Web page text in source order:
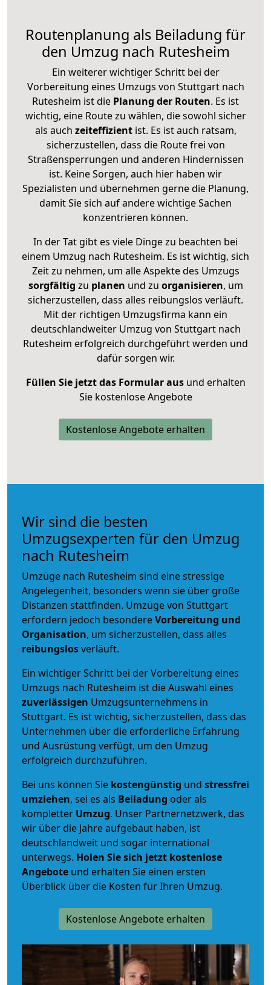
Routenplanung als Beiladung für
den Umzug nach Rutesheim
Ein weiterer wichtiger Schritt bei der
Vorbereitung eines Umzugs von Stuttgart nach
Rutesheim ist die Planung der Routen. Es ist
wichtig, eine Route zu wählen, die sowohl sicher
als auch zeiteffizientist. Es ist auch ratsam,
sicherzustellen, dass die Route frei von
Straßensperrungen und anderen Hindernissen
ist. Keine Sorgen, auch hier haben wir
Spezialisten und übernehmen gerne die Planung,
damit Sie sich auf andere wichtige Sachen
konzentrieren können.
In der Tat gibt es viele Dinge zu beachten bei
einem Umzug nach Rutesheim. Es ist wichtig, sich
Zeit zu nehmen, um alle Aspekte des Umzugs
sorgfältig zu planen und zu organisieren, um
sicherzustellen, dass alles reibungslos verläuft.
Mit der richtigen Umzugsfirma kann ein
deutschlandweiter Umzug von Stuttgart nach
Rutesheim erfolgreich durchgeführt werden und
dafür sorgen wir.
Füllen Sie jetzt das Formular ausund erhalten
Sie kostenlose Angebote
Kostenlose Angebote erhalten
Wir sind die besten
Umzugsexperten für den Umzug
nach Rutesheim
Umzüge nach Rutesheim sind eine stressige
Angelegenheit, besonders wenn sie über große
Distanzen stattfinden. Umzüge von Stuttgart
erfordern jedoch besondereVorbereitung und
Organisation, um sicherzustellen, dass alles
reibungslosverläuft.
Ein wichtiger Schritt bei der Vorbereitung eines
Umzugs nach Rutesheim ist die Auswahl eines
zuverlässigen Umzugsunternehmens in
Stuttgart. Es ist wichtig, sicherzustellen, dass das
Unternehmen über die erforderliche Erfahrung
und Ausrüstung verfügt, um den Umzug
erfolgreich durchzuführen.
Bei uns können Sie kostengünstig und stressfrei
umziehen, sei es als Beiladung oder als
kompletter Umzug. Unser Partnernetzwerk, das
wir über die Jahre aufgebaut haben, ist
deutschlandweit und sogar international
unterwegs. Holen Sie sich jetzt kostenlose
Angebote und erhalten Sie einen ersten
Überblick über die Kosten für Ihren Umzug.
Kostenlose Angebote erhalten